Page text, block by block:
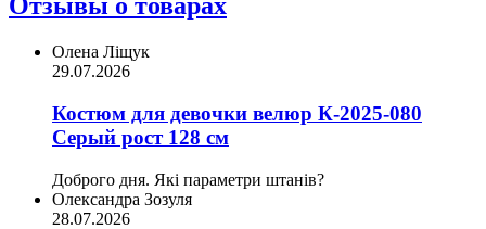
Отзывы о товарах
Олена Ліщук
29.07.2026
Костюм для девочки велюр К-2025-080
Серый рост 128 см
Доброго дня. Які параметри штанів?
Олександра Зозуля
28.07.2026